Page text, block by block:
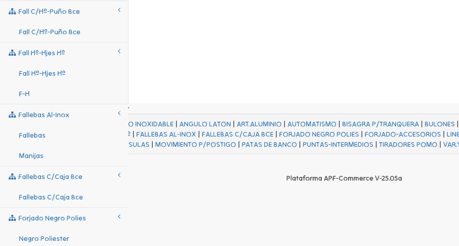
Fall C/hº-Puño Bce
Fall C/hº-Puño Bce
Fall Hº-Hjes Hº
Fall Hº-Hjes Hº
F-H
Fallebas Al-Inox
Fallebas
Manijas
Fallebas C/caja Bce
Fallebas C/caja Bce
Forjado Negro Polies
Negro Poliester
ACERO INOXIDABLE| ANGULO LATON | ART.ALUMINIO | AUTOMATISMO | BISAGRA P/TRANQUERA| BULONES |
FALL Hº-HJES Hº |FALLEBAS AL-INOX |FALLEBAS C/CAJA BCE |FORJADO NEGRO POLIES |FORJADO-ACCESORIOS |
MENSULAS | MOVIMIENTO P/POSTIGO | PATAS DE BANCO | PUNTAS-INTERMEDIOS | TIRADORES POMO |
Plataforma APF-Commerce V-25.05a